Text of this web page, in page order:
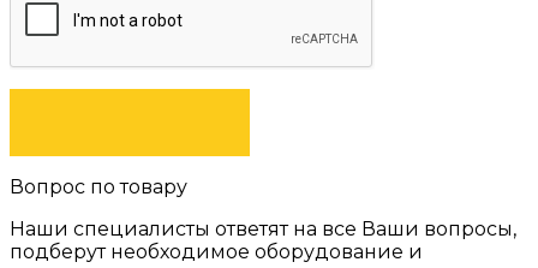
Вопрос по товару
Наши специалисты ответят на все Ваши вопросы,
подберут необходимое оборудование и